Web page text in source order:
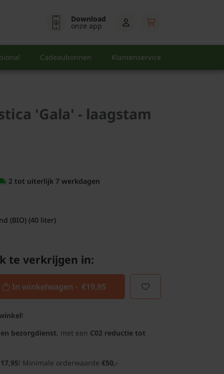
Download
onze app
Cadeaubonnen Klantenservice
'Gala' - laagstam
2 tot uiterlijk 7 werkdagen
(BIO) (40 liter)
te verkrijgen in:
In winkelwagen - €19,95
!
bezorgdienst, met een C02 reductie tot
! Minimale orderwaarde €50,-